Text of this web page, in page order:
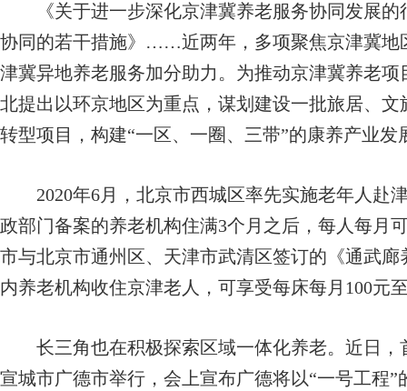
《关于进一步深化京津冀养老服务协同发展的
协同的若干措施》……近两年，多项聚焦京津冀地
津冀异地养老服务加分助力。为推动京津冀养老
北提出以环京地区为重点，谋划建设一批旅居、
转型项目，构建“一区、一圈、三带”的康养产业发
2020年6月，北京市西城区率先实施老年人赴
政部门备案的养老机构住满3个月之后，每人每月
市与北京市通州区、天津市武清区签订的《通武
内养老机构收住京津老人，可享受每床每月100元
长三角也在积极探索区域一体化养老。近日，
宣城市广德市举行，会上宣布广德将以“一号工程